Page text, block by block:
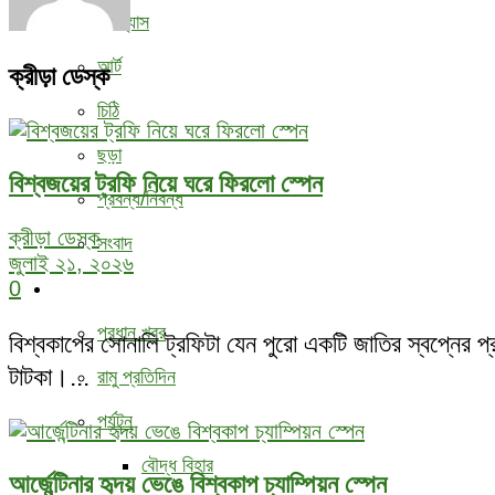
উপন্যাস
আর্ট
চিঠি
ছড়া
প্রবন্ধ/নিবন্ধ
সংবাদ
প্রধান খবর
রামু প্রতিদিন
পর্যটন
বৌদ্ধ ‍বিহার
ক্রীড়া ডেস্ক
বিশ্বজয়ের ট্রফি নিয়ে ঘরে ফিরলো স্পেন
ক্রীড়া ডেস্ক
জুলাই ২১, ২০২৬
0
বিশ্বকাপের সোনালি ট্রফিটা যেন পুরো একটি জাতির স্বপ্নের
টাটকা।...
আর্জেন্টিনার হৃদয় ভেঙে বিশ্বকাপ চ্যাম্পিয়ন স্পেন